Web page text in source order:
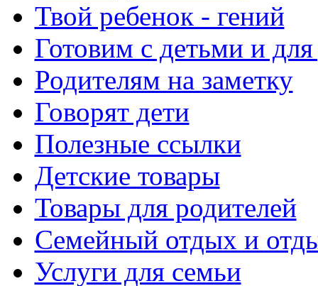
Твой ребенок - гений
Готовим с детьми и для
Родителям на заметку
Говорят дети
Полезные ссылки
Детские товары
Товары для родителей
Семейный отдых и
Услуги для семьи